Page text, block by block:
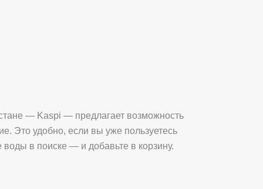
— Kaspi — предлагает возможность
Это удобно, если вы уже пользуетесь
воды в поиске — и добавьте в корзину.